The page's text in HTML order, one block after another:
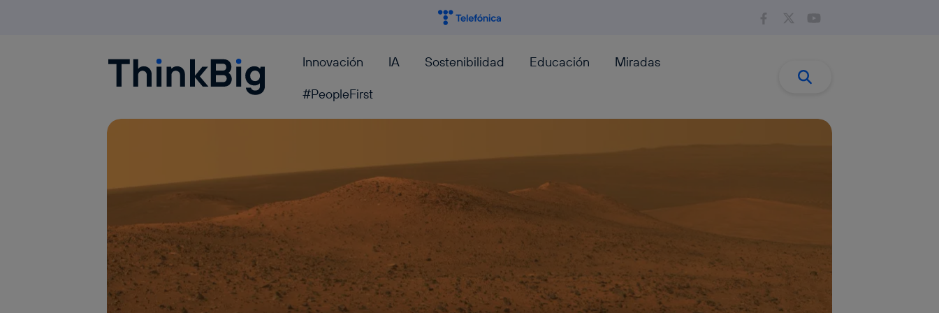
Blogthinkbig.com Innovación IA Sostenibilidad Educación
Miradas
#PeopleFirst
Buscar